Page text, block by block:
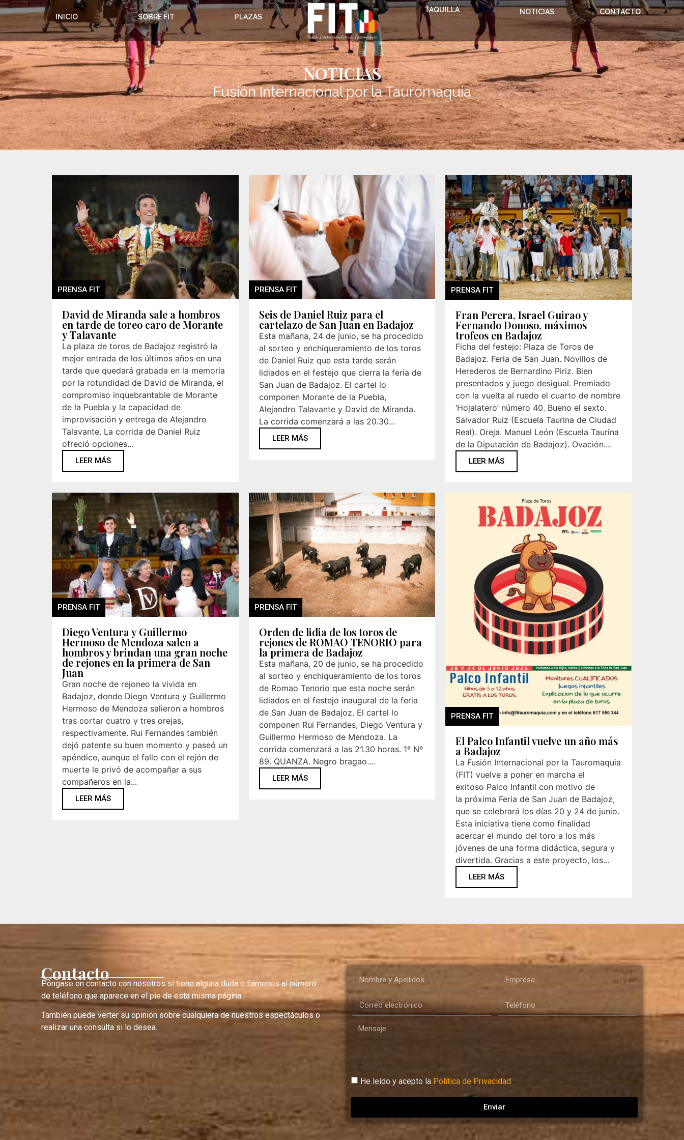
INICIO SOBRE FIT PLAZAS
TAQUILLA NOTICIAS CONTACTO
NOTICIAS
Fusión Internacional por la Tauromaquia
PRENSA FIT
David de Miranda sale a hombros
en tarde de toreo caro de Morante
y Talavante
La plaza de toros de Badajoz registró la
mejor entrada de los últimos años en una
tarde que quedará grabada en la memoria
por la rotundidad de David de Miranda, el
compromiso inquebrantable de Morante
de la Puebla y la capacidad de
improvisación y entrega de Alejandro
Talavante. La corrida de Daniel Ruiz
ofreció opciones...
LEER MÁS
PRENSA FIT
Seis de Daniel Ruiz para el
cartelazo de San Juan en Badajoz
Esta mañana, 24 de junio, se ha procedido
al sorteo y enchiqueramiento de los toros
de Daniel Ruiz que esta tarde serán
lidiados en el festejo que cierra la feria de
San Juan de Badajoz. El cartel lo
componen Morante de la Puebla,
Alejandro Talavante y David de Miranda.
La corrida comenzará a las 20.30...
LEER MÁS
PRENSA FIT
Fran Perera, Israel Guirao y
Fernando Donoso, máximos
trofeos en Badajoz
Ficha del festejo: Plaza de Toros de
Badajoz. Feria de San Juan. Novillos de
Herederos de Bernardino Piriz. Bien
presentados y juego desigual. Premiado
con la vuelta al ruedo el cuarto de nombre
‘Hojalatero’ número 40. Bueno el sexto.
Salvador Ruiz (Escuela Taurina de Ciudad
Real). Oreja. Manuel León (Escuela Taurina
de la Diputación de Badajoz). Ovación....
LEER MÁS
PRENSA FIT
Diego Ventura y Guillermo
Hermoso de Mendoza salen a
hombros y brindan una gran noche
de rejones en la primera de San
Juan
Gran noche de rejoneo la vivida en
Badajoz, donde Diego Ventura y Guillermo
Hermoso de Mendoza salieron a hombros
tras cortar cuatro y tres orejas,
respectivamente. Rui Fernandes también
dejó patente su buen momento y paseó un
apéndice, aunque el fallo con el rejón de
muerte le privó de acompañar a sus
compañeros en la...
LEER MÁS
PRENSA FIT
Orden de lidia de los toros de
rejones de ROMAO TENORIO para
la primera de Badajoz
Esta mañana, 20 de junio, se ha procedido
al sorteo y enchiqueramiento de los toros
de Romao Tenorio que esta noche serán
lidiados en el festejo inaugural de la feria
de San Juan de Badajoz. El cartel lo
componen Rui Fernandes, Diego Ventura y
Guillermo Hermoso de Mendoza. La
corrida comenzará a las 21.30 horas. 1º Nº
89. QUANZA. Negro bragao....
LEER MÁS
PRENSA FIT
El Palco Infantil vuelve un año más
a Badajoz
La Fusión Internacional por la Tauromaquia
(FIT) vuelve a poner en marcha el
exitoso Palco Infantil con motivo de
la próxima Feria de San Juan de Badajoz,
que se celebrará los días 20 y 24 de junio.
Esta iniciativa tiene como finalidad
acercar el mundo del toro a los más
jóvenes de una forma didáctica, segura y
divertida. Gracias a este proyecto, los...
LEER MÁS
Contacto
Póngase en contacto con nosotros si tiene alguna duda o llámenos al número
de teléfono que aparece en el pie de esta misma página.
También puede verter su opinión sobre cualquiera de nuestros espectáculos o
realizar una consulta si lo desea.
He leído y acepto la Política de Privacidad
Enviar